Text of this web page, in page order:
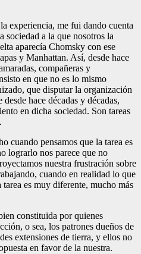
experiencia, me fui dando cuenta
sociedad a la que nosotros la
aparecía Chomsky con ese
y Manhattan. Así, desde hace
compañeras y
en que no es lo mismo
que disputar la organización
hace décadas y décadas,
en dicha sociedad. Son tareas
cuando pensamos que la tarea es
lograrlo nos parece que no
nuestra frustración sobre
cuando en realidad lo que
es muy diferente, mucho más
constituida por quienes
o sea, los patrones dueños de
extensiones de tierra, y ellos no
en favor de la nuestra.